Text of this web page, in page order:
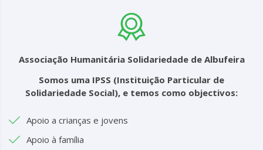
Associação Humanitária Solidariedade de Albufeira
Somos uma IPSS (Instituição Particular de
Solidariedade Social), e temos como objectivos:
Apoio a crianças e jovens
Apoio à família